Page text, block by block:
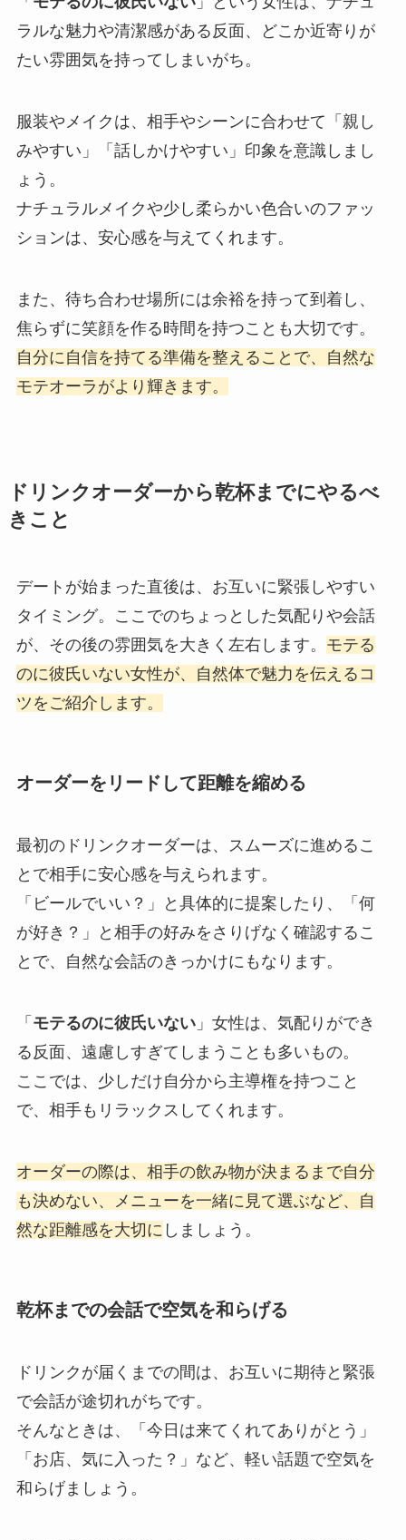
ラルな魅力や清潔感がある反面、どこか近寄りが
たい雰囲気を持ってしまいがち。
服装やメイクは、相手やシーンに合わせて「親し
みやすい」「話しかけやすい」印象を意識しまし
ょう。
ナチュラルメイクや少し柔らかい色合いのファッ
ションは、安心感を与えてくれます。
また、待ち合わせ場所には余裕を持って到着し、
焦らずに笑顔を作る時間を持つことも大切です。
自分に自信を持てる準備を整えることで、自然な
モテオーラがより輝きます。
ドリンクオーダーから乾杯までにやるべ
きこと
デートが始まった直後は、お互いに緊張しやすい
タイミング。ここでのちょっとした気配りや会話
が、その後の雰囲気を大きく左右します。 モテる
のに彼氏いない女性が、自然体で魅力を伝えるコ
ツをご紹介します。
オーダーをリードして距離を縮める
最初のドリンクオーダーは、スムーズに進めるこ
とで相手に安心感を与えられます。
「ビールでいい？」と具体的に提案したり、「何
が好き？」と相手の好みをさりげなく確認するこ
とで、自然な会話のきっかけにもなります。
「 モテるのに彼氏いない」女性は、気配りができ
る反面、遠慮しすぎてしまうことも多いもの。
ここでは、少しだけ自分から主導権を持つこと
で、相手もリラックスしてくれます。
オーダーの際は、相手の飲み物が決まるまで自分
も決めない、メニューを一緒に見て選ぶなど、自
然な距離感を大切に しましょう。
乾杯までの会話で空気を和らげる
ドリンクが届くまでの間は、お互いに期待と緊張
で会話が途切れがちです。
そんなときは、「今日は来てくれてありがとう」
「お店、気に入った？」など、軽い話題で空気を
和らげましょう。